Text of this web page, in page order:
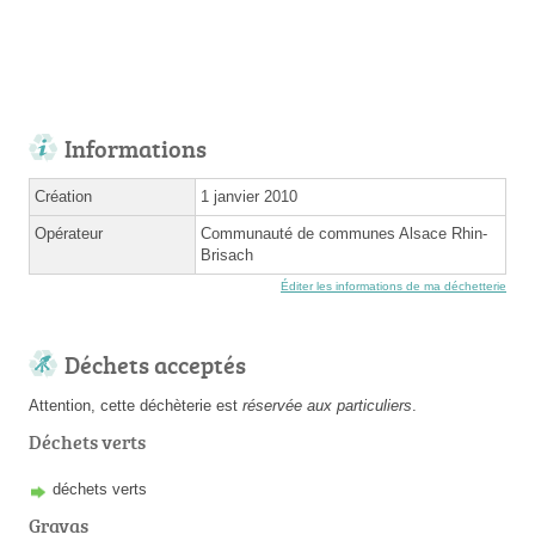
Informations
Création 1 janvier 2010
Opérateur
Communauté de communes Alsace Rhin-
Brisach
Éditer les informations de ma déchetterie
Déchets acceptés
Attention, cette déchèterie est réservée aux particuliers.
Déchets verts
déchets verts
Gravas